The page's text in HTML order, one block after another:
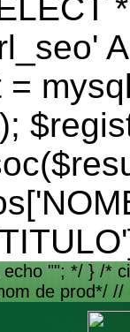
""; */ } /*
de prod*/ //